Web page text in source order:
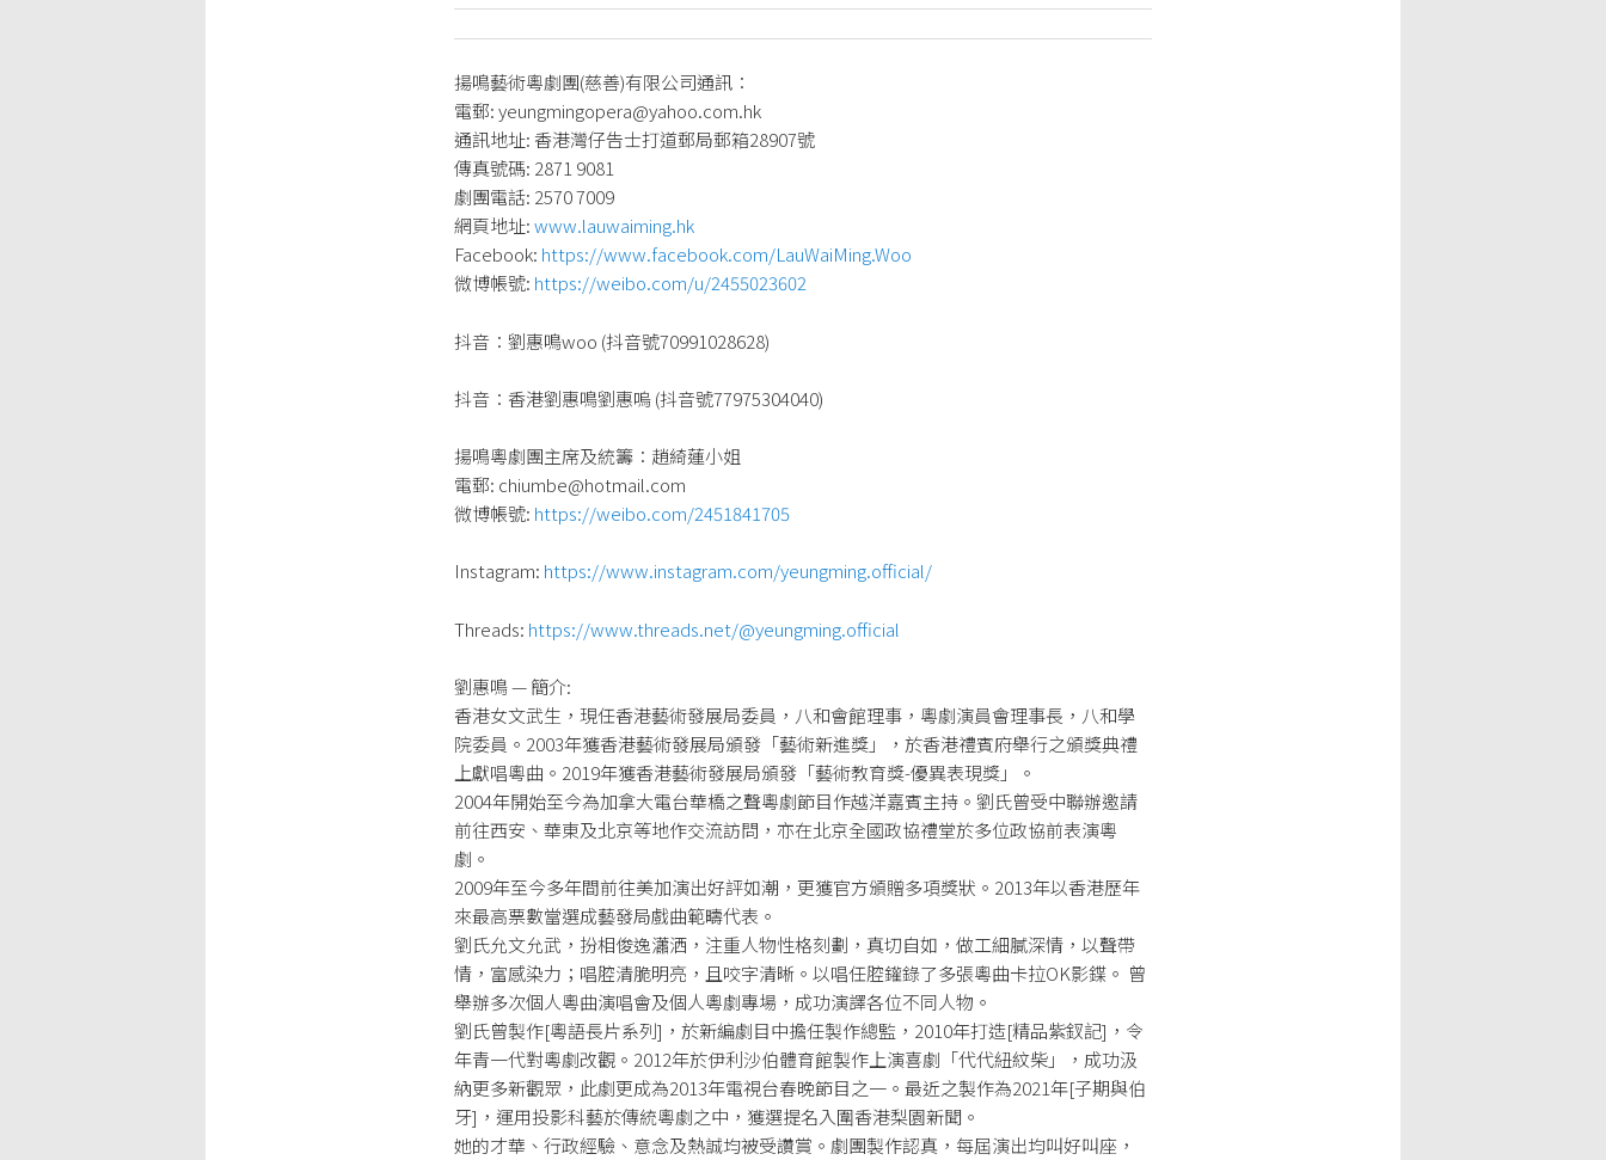
揚鳴藝術粵劇團(慈善)有限公司通訊：
電郵: yeungmingopera@yahoo.com.hk
通訊地址: 香港灣仔告士打道郵局郵箱28907號
傳真號碼: 2871 9081
劇團電話: 2570 7009
網頁地址:www.lauwaiming.hk
Facebook: https://www.facebook.com/LauWaiMing.Woo
微博帳號: https://weibo.com/u/2455023602
抖音：劉惠鳴woo (抖音號70991028628)
抖音：香港劉惠鳴劉惠嗚 (抖音號77975304040)
揚鳴粵劇團主席及統籌：趙綺蓮小姐
電郵: chiumbe@hotmail.com
微博帳號: https://weibo.com/2451841705
Instagram: https://www.instagram.com/yeungming.official/
Threads: https://www.threads.net/@yeungming.official
劉惠鳴 — 簡介:
香港女文武生，現任香港藝術發展局委員，八和會館理事，粵劇演員會理事長，八和學
院委員。2003年獲香港藝術發展局頒發「藝術新進獎」，於香港禮賓府舉行之頒獎典禮
上獻唱粵曲。2019年獲香港藝術發展局頒發「藝術教育獎-優異表現獎」。
2004年開始至今為加拿大電台華橋之聲粵劇節目作越洋嘉賓主持。劉氏曾受中聯辦邀請
前往西安、華東及北京等地作交流訪問，亦在北京全國政協禮堂於多位政協前表演粵
劇。
2009年至今多年間前往美加演出好評如潮，更獲官方頒贈多項獎狀。2013年以香港歷年
來最高票數當選成藝發局戲曲範疇代表。
劉氏允文允武，扮相俊逸瀟洒，注重人物性格刻劃，真切自如，做工細膩深情，以聲帶
情，富感染力；唱腔清脆明亮，且咬字清晰。以唱任腔鑵錄了多張粵曲卡拉OK影鍱。 曾
舉辦多次個人粵曲演唱會及個人粵劇專場，成功演譯各位不同人物。
劉氏曾製作[粵語長片系列]，於新編劇目中擔任製作總監，2010年打造[精品紫釵記]，令
年青一代對粵劇改觀。2012年於伊利沙伯體育館製作上演喜劇「代代紐紋柴」，成功汲
納更多新觀眾，此劇更成為2013年電視台春晚節目之一。最近之製作為2021年[子期與伯
牙]，運用投影科藝於傳統粵劇之中，獲選提名入圍香港梨園新聞。
她的才華、行政經驗、意念及熱誠均被受讚賞。劇團製作認真，每屆演出均叫好叫座，